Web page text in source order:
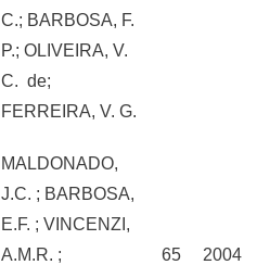
C.; BARBOSA, F.
P.; OLIVEIRA, V.
C. de;
FERREIRA, V. G.
MALDONADO,
J.C. ; BARBOSA,
E.F. ; VINCENZI,
A.M.R. ;
65 2004